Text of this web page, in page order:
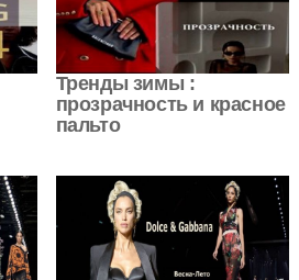
Тренды зимы :
прозрачность и красное
пальто